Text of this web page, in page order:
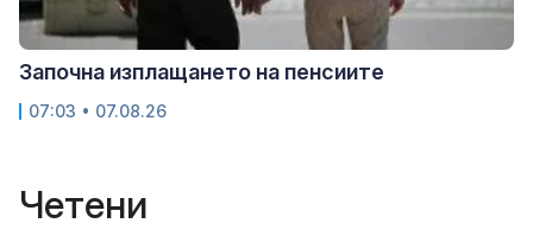
Започна изплащането на пенсиите
07:03 • 07.08.26
Четени